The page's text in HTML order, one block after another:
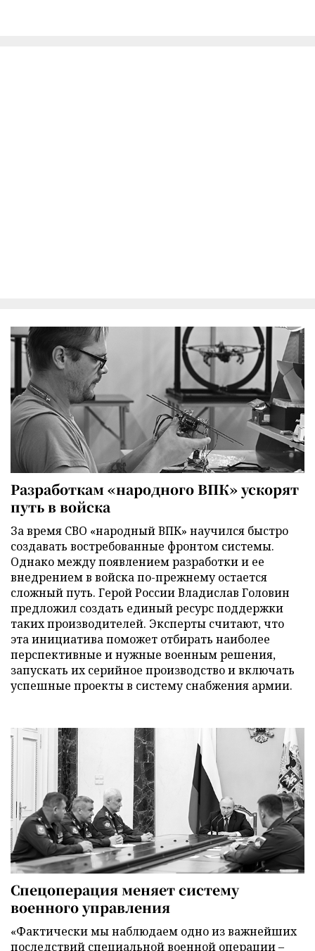
Разработкам «народного ВПК» ускорят
путь в войска
За время СВО «народный ВПК» научился быстро
создавать востребованные фронтом системы.
Однако между появлением разработки и ее
внедрением в войска по-прежнему остается
сложный путь. Герой России Владислав Головин
предложил создать единый ресурс поддержки
таких производителей. Эксперты считают, что
эта инициатива поможет отбирать наиболее
перспективные и нужные военным решения,
запускать их серийное производство и включать
успешные проекты в систему снабжения армии.
Спецоперация меняет систему
военного управления
«Фактически мы наблюдаем одно из важнейших
последствий специальной военной операции –